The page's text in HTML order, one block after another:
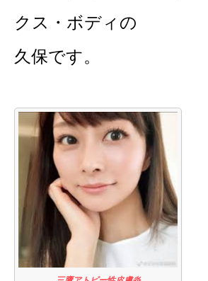
クス・ボディの
久保です。